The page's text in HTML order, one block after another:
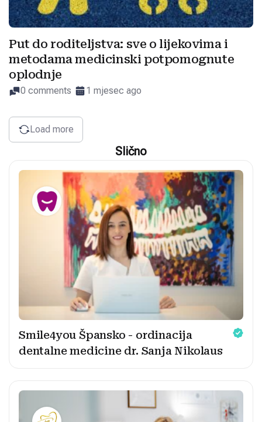
Put do roditeljstva: sve o lijekovima i
metodama medicinski potpomognute
oplodnje
0 comments 1 mjesec ago
Load more
Slično
Smile4you Špansko - ordinacija
dentalne medicine dr. Sanja Nikolaus